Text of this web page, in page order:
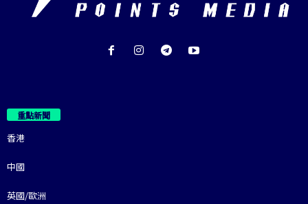
重點新聞
香港
中國
英國/歐洲